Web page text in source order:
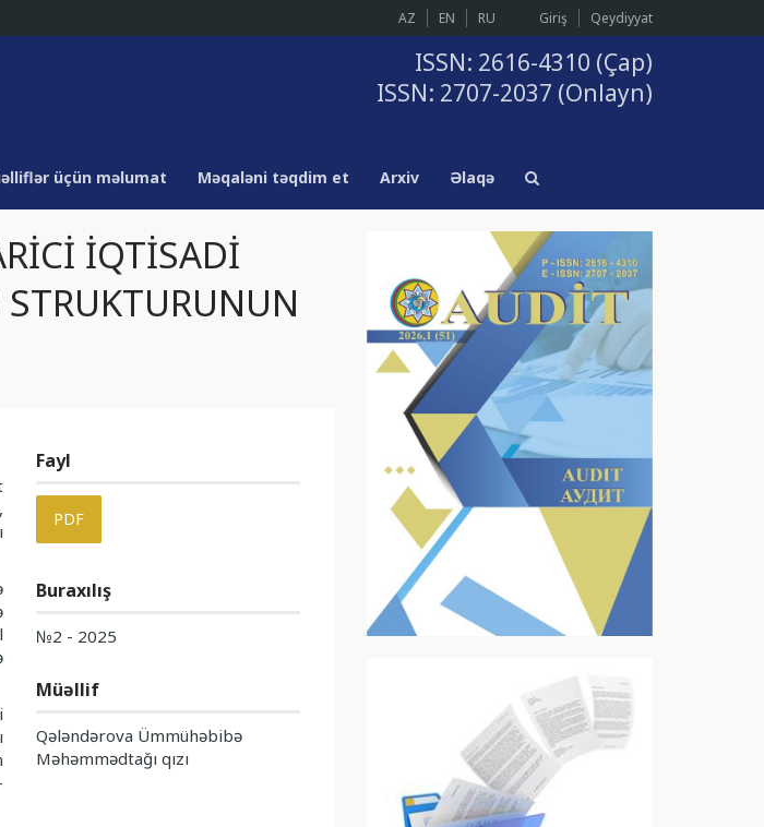
Giriş Qeydiyyat
AZ EN RU
ISSN: 2616-4310 (Çap)
ISSN: 2707-2037 (Onlayn)
üçün məlumat Məqaləni təqdim et Arxiv Əlaqə
İQTİSADİ
Fayl
PDF
Buraxılış
№2 - 2025
Müəllif
Qələndərova Ümmühəbibə
Məhəmmədtağı qızı